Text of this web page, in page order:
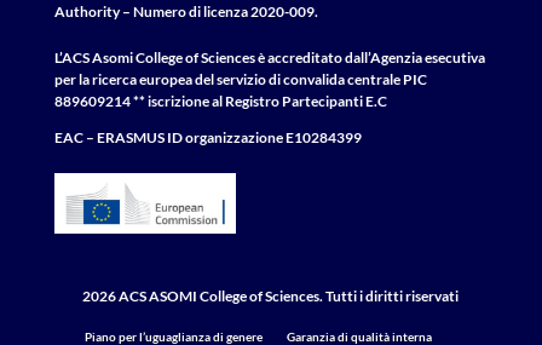
Authority – Numero di licenza 2020-009.
L’ACS Asomi College of Sciences è accreditato dall’Agenzia esecutiva
per la ricerca europea del servizio di convalida centrale PIC
889609214 ** iscrizione al Registro Partecipanti E.C
EAC – ERASMUS IDorganizzazione E10284399
2026 ACS ASOMI College of Sciences. Tutti i diritti riservati
Piano per l’uguaglianza di genere Garanzia di qualità interna